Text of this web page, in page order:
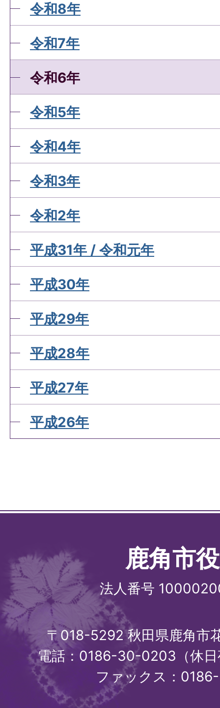
令和8年
令和7年
令和6年
令和5年
令和4年
令和3年
令和2年
平成31年 / 令和元年
平成30年
平成29年
平成28年
平成27年
平成26年
鹿角市
法人番号
〒018-5292 秋田県鹿角市
電話：0186-30-0203（休
ファックス：